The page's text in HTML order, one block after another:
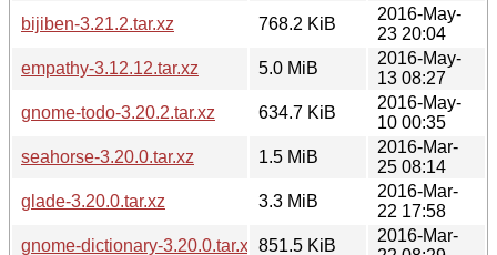
bijiben-3.21.2.tar.xz
768.2 KiB
2016-May-
23 20:04
empathy-3.12.12.tar.xz
5.0 MiB
2016-May-
13 08:27
gnome-todo-3.20.2.tar.xz
634.7 KiB
2016-May-
10 00:35
seahorse-3.20.0.tar.xz
1.5 MiB
2016-Mar-
25 08:14
glade-3.20.0.tar.xz
3.3 MiB
2016-Mar-
22 17:58
gnome-dictionary-3.20.0.tar.xz 851.5 KiB
2016-Mar-